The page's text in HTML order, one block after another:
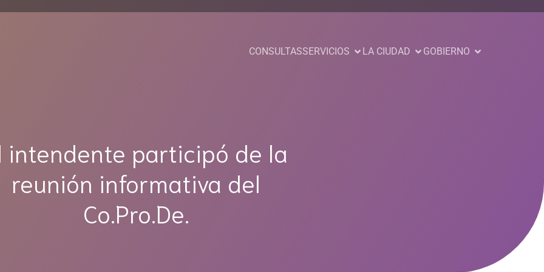
CONSULTASSERVICIOS LA CIUDAD GOBIERNO
intendente participó de la
reunión informativa del
Co.Pro.De.